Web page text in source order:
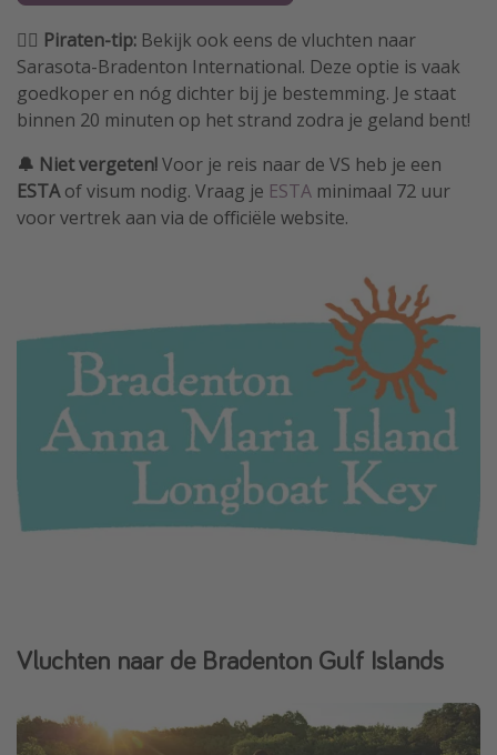
🏴‍☠️ Piraten-tip: Bekijk ook eens de vluchten naar
Sarasota-Bradenton International. Deze optie is vaak
goedkoper en nóg dichter bij je bestemming. Je staat
binnen 20 minuten op het strand zodra je geland bent!
🔔 Niet vergeten!Voor je reis naar de VS heb je een
ESTAof visum nodig. Vraag je ESTA minimaal 72 uur
voor vertrek aan via de officiële website.
Vluchten naar de Bradenton Gulf Islands